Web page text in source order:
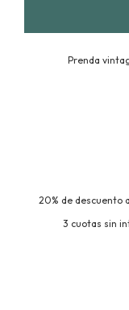
Prenda
20% de descuento
3 cuotas sin